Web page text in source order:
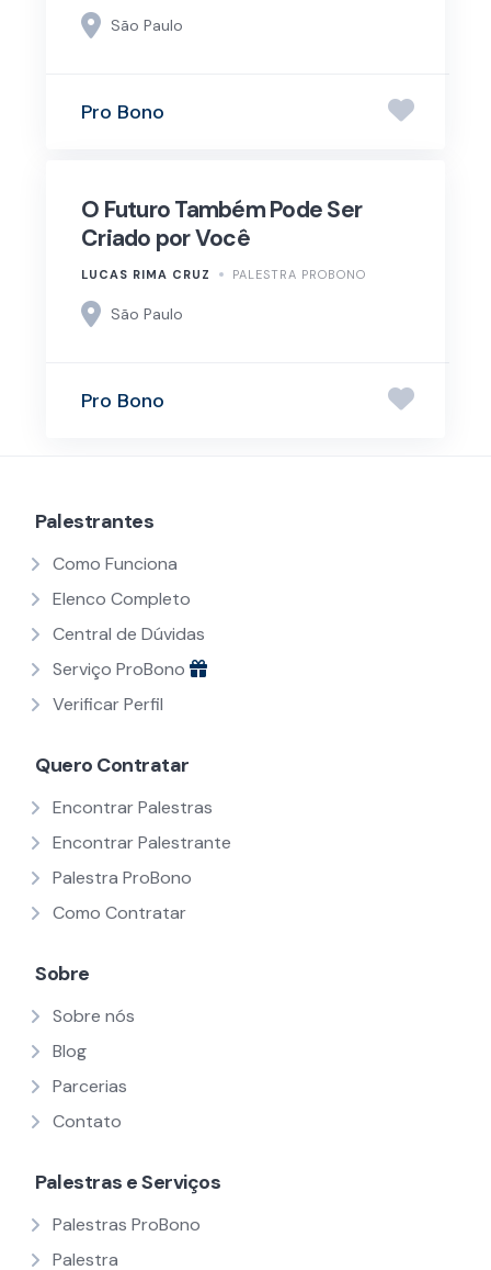
São Paulo
Pro Bono
O Futuro Também Pode Ser
Criado por Você
LUCAS RIMA CRUZ PALESTRA PROBONO
São Paulo
Pro Bono
Palestrantes
Como Funciona
Elenco Completo
Central de Dúvidas
Serviço ProBono
Verificar Perfil
Quero Contratar
Encontrar Palestras
Encontrar Palestrante
Palestra ProBono
Como Contratar
Sobre
Sobre nós
Blog
Parcerias
Contato
Palestras e Serviços
Palestras ProBono
Palestra